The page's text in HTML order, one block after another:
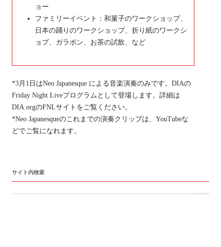
ョー
ファミリーイベント：和菓子のワークショップ、
日本の踊りのワークショップ、折り紙のワークシ
ョプ、ガラポン、お茶の試飲、など
*3月1日はNeo Japanesque による音楽演奏のみです。DIAの
Friday Night Liveプログラムとして登場します。詳細は
DIA.orgのFNLサイトをご覧ください。
*Neo Japanesqueのこれまでの演奏クリップは、YouTubeな
どでご覧になれます。
サイト内検索